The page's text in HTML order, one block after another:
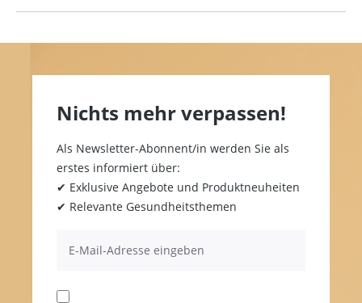
Nichts mehr verpassen!
Als Newsletter-Abonnent/in werden Sie als
erstes informiert über:
✔ Exklusive Angebote und Produktneuheiten
✔ Relevante Gesundheitsthemen